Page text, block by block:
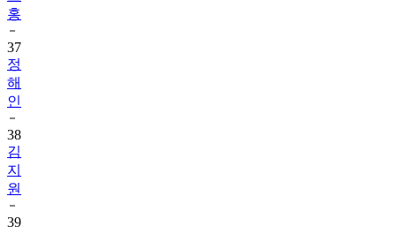
37
정
해
인
38
김
지
원
39
모
범